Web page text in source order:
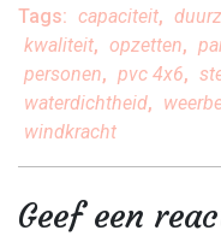
Tags: capaciteit,
kwaliteit, opzetten,
personen, pvc 4x6,
waterdichtheid,
windkracht
Geef een